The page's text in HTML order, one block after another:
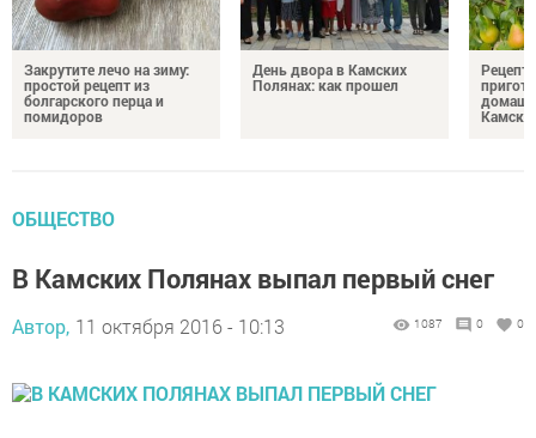
Закрутите лечо на зиму:
простой рецепт из
болгарского перца и
помидоров
День двора в Камских
Полянах: как прошел
ОБЩЕСТВО
В Камских Полянах выпал первый снег
Автор, 11 октября 2016 - 10:13 1087 0 0